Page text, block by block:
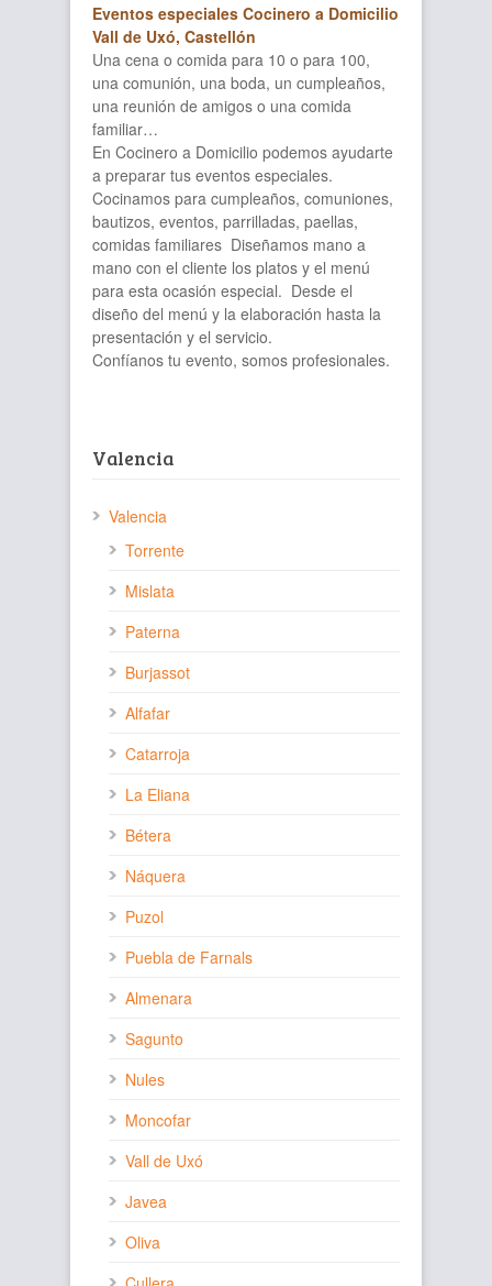
Eventos especiales Cocinero a Domicilio
Vall de Uxó, Castellón
Una cena o comida para 10 o para 100,
una comunión, una boda, un cumpleaños,
una reunión de amigos o una comida
familiar…
En Cocinero a Domicilio podemos ayudarte
a preparar tus eventos especiales.
Cocinamos para cumpleaños, comuniones,
bautizos, eventos, parrilladas, paellas,
comidas familiares Diseñamos mano a
mano con el cliente los platos y el menú
para esta ocasión especial. Desde el
diseño del menú y la elaboración hasta la
presentación y el servicio.
Confíanos tu evento, somos profesionales.
Valencia
Valencia
Torrente
Mislata
Paterna
Burjassot
Alfafar
Catarroja
La Eliana
Bétera
Náquera
Puzol
Puebla de Farnals
Almenara
Sagunto
Nules
Moncofar
Vall de Uxó
Javea
Oliva